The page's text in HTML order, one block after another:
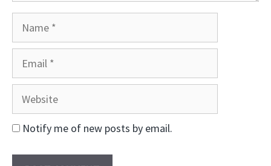
Website
Notify me of new posts by email.